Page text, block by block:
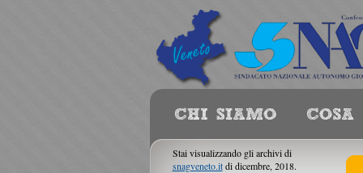
Stai visualizzando gli archivi di
snagveneto.itdi dicembre, 2018.